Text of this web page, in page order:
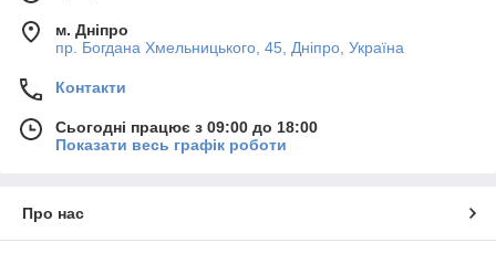
м. Дніпро
пр. Богдана Хмельницького, 45, Дніпро, Україна
Контакти
Сьогодні працює з 09:00 до 18:00
Показати весь графік роботи
Про нас